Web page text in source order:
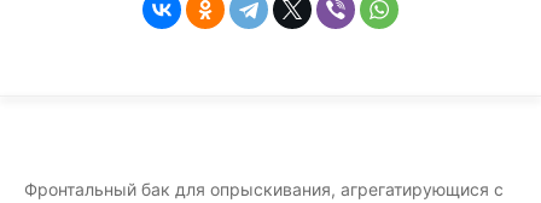
Фронтальный бак для опрыскивания, агрегатирующися с